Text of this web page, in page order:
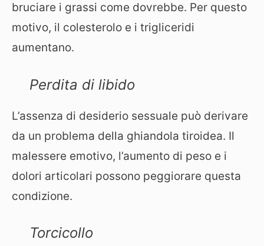
bruciare i grassi come dovrebbe. Per questo
motivo, il colesterolo e i trigliceridi
aumentano.
Perdita di libido
L’assenza di desiderio sessuale può derivare
da un problema della ghiandola tiroidea. Il
malessere emotivo, l’aumento di peso e i
dolori articolari possono peggiorare questa
condizione.
Torcicollo